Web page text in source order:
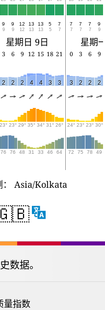
9
9
9
9
12
12
13
13
13
13
5
5
7
7
7
7
7
7
7
7
9
9
星期日 9日 星期
3 6 9 12 15 18 21 0 3 6
9
2 2 2 4 4 3 3 3 2 2 2
23° 23° 29° 35° 34° 31° 26° 24° 23° 23° 30°
76 76 48 31 33 46 64 72 75 78 49
： Asia/Kolkata
数据。
量指数